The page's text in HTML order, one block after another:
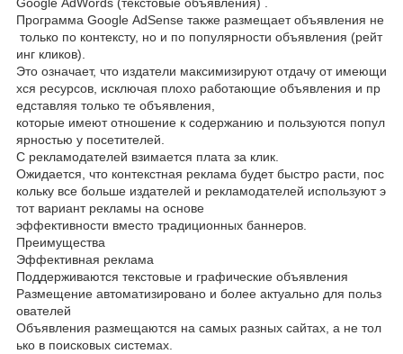
Google AdWords (текстовые объявления) .
Программа Google AdSense также размещает объявления не
только по контексту, но и по популярности объявления (рейт
инг кликов).
Это означает, что издатели максимизируют отдачу от имеющи
хся ресурсов, исключая плохо работающие объявления и пр
едставляя только те объявления,
которые имеют отношение к содержанию и пользуются попул
ярностью у посетителей.
С рекламодателей взимается плата за клик.
Ожидается, что контекстная реклама будет быстро расти, пос
кольку все больше издателей и рекламодателей используют э
тот вариант рекламы на основе
эффективности вместо традиционных баннеров.
Преимущества
Эффективная реклама
Поддерживаются текстовые и графические объявления
Размещение автоматизировано и более актуально для польз
ователей
Объявления размещаются на самых разных сайтах, а не тол
ько в поисковых системах.